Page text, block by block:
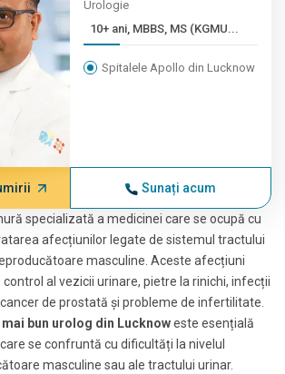
Urologie
10+ ani, MBBS, MS (KGMU...
Spitalele Apollo din Lucknow
Sunați acum
specializată a medicinei care se ocupă cu
afecțiunilor legate de sistemul tractului
masculine. Aceste afecțiuni
al vezicii urinare, pietre la rinichi, infecții
de prostată și probleme de infertilitate.
mai bun urolog din Lucknoweste esențială
se confruntă cu dificultăți la nivelul
masculine sau ale tractului urinar.